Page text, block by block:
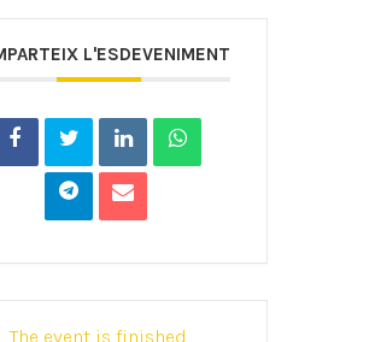
L'ESDEVENIMENT
The event is finished.